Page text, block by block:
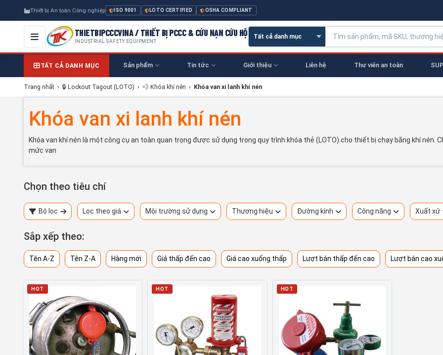
Thiết bị An toàn Công nghiệp ISO 9001 LOTO CERTIFIED OSHA COMPLIANT
THIETBIPCCCVINA / THIẾT BỊ PCCC & CỨU NẠN CỨU HỘ
INDUSTRIAL SAFETY EQUIPMENT
TẤT CẢ DANH MỤC Sản phẩm Tin tức Giới thiệu Liên hệ Thư viên an toàn
Trang nhất › 🔒 Lockout Tagout (LOTO) › 💨 Khóa khí nén › Khóa van xi lanh khí nén
Khóa van xi lanh khí nén
Khóa van khí nén là một công cụ an toàn quan trọng được sử dụng trong quy trình khóa thẻ (LOTO) cho thiết bị chạy bằng khí nén.
mức van
Chọn theo tiêu chí
Bộ lọc Lọc theo giá Môi trường sử dụng Thương hiệu Đường kính Công năng Xuất xứ
Sắp xếp theo:
Tên A-Z Tên Z-A Hàng mới Giá thấp đến cao Giá cao xuống thấp Lượt bán thấp đến cao Lượt bán cao
HOT HOT HOT